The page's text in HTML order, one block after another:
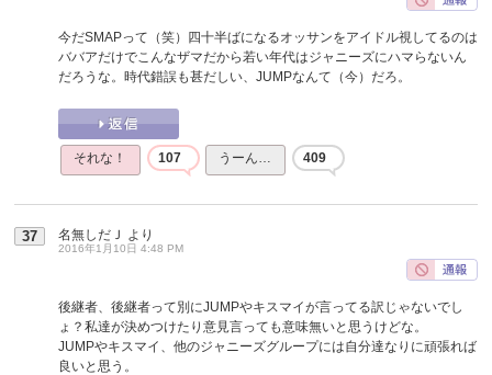
今だSMAPって（笑）四十半ばになるオッサンをアイドル視してるのは
ババアだけでこんなザマだから若い年代はジャニーズにハマらないん
だろうな。時代錯誤も甚だしい、JUMPなんて（今）だろ。
それな！ 107 うーん… 409
37 名無しだＪ より
2016年1月10日 4:48 PM
後継者、後継者って別にJUMPやキスマイが言ってる訳じゃないでし
ょ？私達が決めつけたり意見言っても意味無いと思うけどな。
JUMPやキスマイ、他のジャニーズグループには自分達なりに頑張れば
良いと思う。